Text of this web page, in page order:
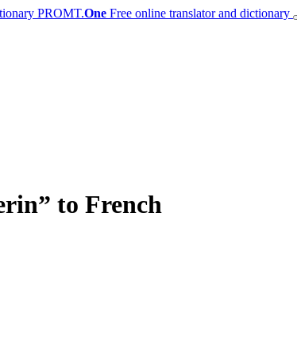
PROMT.One Free online translator and dictionary
to French